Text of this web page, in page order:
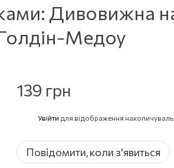
Дивовижна
Медоу
139 грн
Увійти для відображення
Повідомити, коли з'явиться